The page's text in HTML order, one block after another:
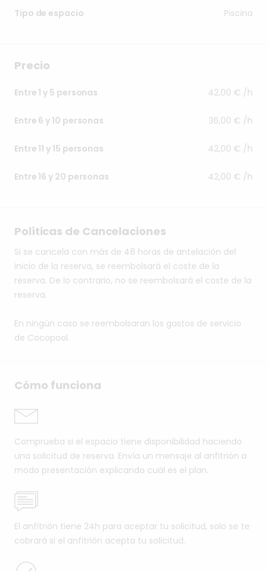
Tipo de espacio Piscina
Precio
Entre 1 y 5 personas 42,00 € /h
Entre 6 y 10 personas 36,00 € /h
Entre 11 y 15 personas 42,00 € /h
Entre 16 y 20 personas 42,00 € /h
Políticas de Cancelaciones
Si se cancela con más de 48 horas de antelación del
inicio de la reserva, se reembolsará el coste de la
reserva. De lo contrario, no se reembolsará el coste de la
reserva.
En ningún caso se reembolsaran los gastos de servicio
de Cocopool.
Cómo funciona
Comprueba si el espacio tiene disponibilidad haciendo
una solicitud de reserva. Envía un mensaje al anfitrión a
modo presentación explicando cuál es el plan.
El anfitrión tiene 24h para aceptar tu solicitud, solo se te
cobrará si el anfitrión acepta tu solicitud.